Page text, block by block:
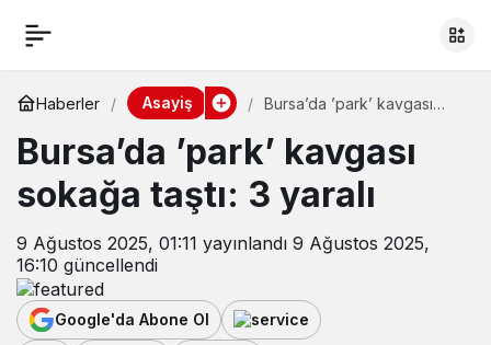
Haberler Asayiş
Bursa’da ’park’ kavgası
Bursa’da ’park’ kavgası
sokağa taştı: 3 yaralı
9 Ağustos 2025, 01:11 yayınlandı 9 Ağustos 2025,
16:10 güncellendi
Google'da Abone Ol